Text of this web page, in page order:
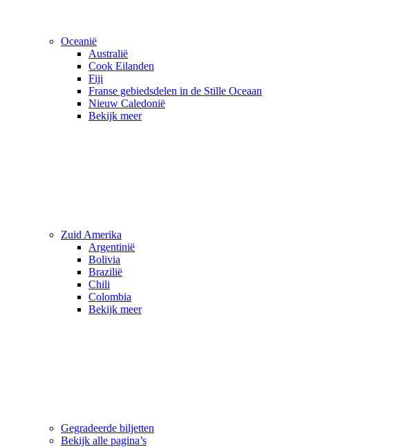
Oceanië
Australië
Cook Eilanden
Fiji
Franse gebiedsdelen in de Stille Oceaan
Nieuw Caledonië
Bekijk meer
Zuid Amerika
Argentinië
Bolivia
Brazilië
Chili
Colombia
Bekijk meer
Gegradeerde biljetten
Bekijk alle pagina’s